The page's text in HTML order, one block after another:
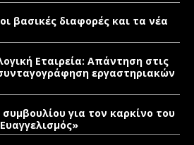
βασικές διαφορές και τα νέα
Εταιρεία: Απάντηση στις
εργαστηριακών
για τον καρκίνο του